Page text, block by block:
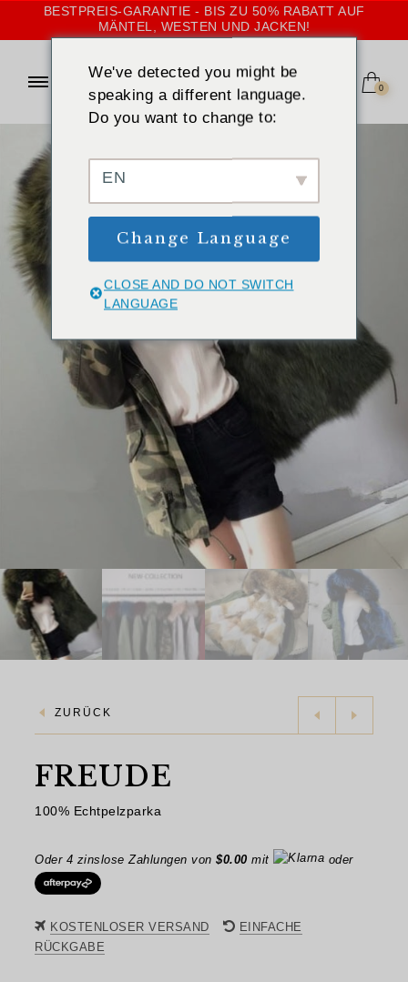
BESTPREIS-GARANTIE - BIS ZU 50% RABATT AUF
MÄNTEL, WESTEN UND JACKEN!
0
ZURÜCK
FREUDE
100% Echtpelzparka
Oder 4 zinslose Zahlungen von $0.00 mit oder
KOSTENLOSER VERSAND
EINFACHE
RÜCKGABE
We've detected you might be
speaking a different language.
Do you want to change to:
EN
Change Language
CLOSE AND DO NOT SWITCH
LANGUAGE